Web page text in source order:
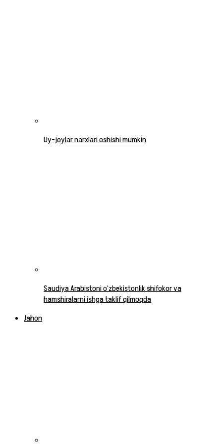
Uy-joylar narxlari oshishi mumkin
Saudiya Arabistoni o‘zbekistonlik shifokor va
hamshiralarni ishga taklif qilmoqda
Jahon